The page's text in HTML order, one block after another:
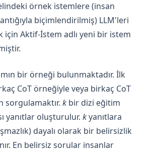
örnek istemlere (insan
biçimlendirilmiş) LLM'leri
için Aktif-İstem adlı yeni bir istem
bir örneği bulunmaktadır. İlk
CoT örneğiyle veya birkaç CoT
sorgulamaktır. k bir dizi eğitim
yanıtlar oluşturulur. kyanıtlara
dayalı olarak bir belirsizlik
En belirsiz sorular insanlar